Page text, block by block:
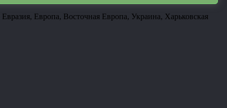
Европа, Восточная Европа, Украина, Харьковская